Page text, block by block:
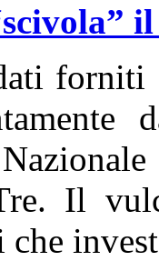
forniti
Il
che